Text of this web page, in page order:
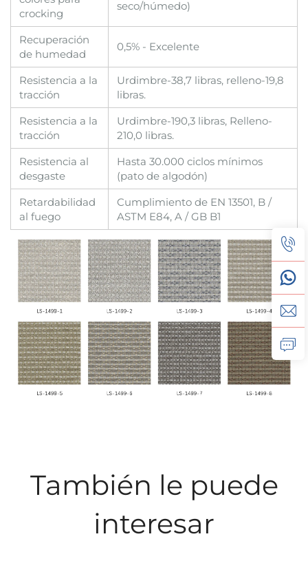
crocking
seco/húmedo)
Recuperación
de humedad
0,5% - Excelente
Resistencia a la
tracción
Urdimbre-38,7 libras, relleno-19,8
libras.
Resistencia a la
tracción
Urdimbre-190,3 libras, Relleno-
210,0 libras.
Resistencia al
desgaste
Hasta 30.000 ciclos mínimos
(pato de algodón)
Retardabilidad
al fuego
Cumplimiento de EN 13501, B /
ASTM E84, A / GB B1
También le puede
interesar